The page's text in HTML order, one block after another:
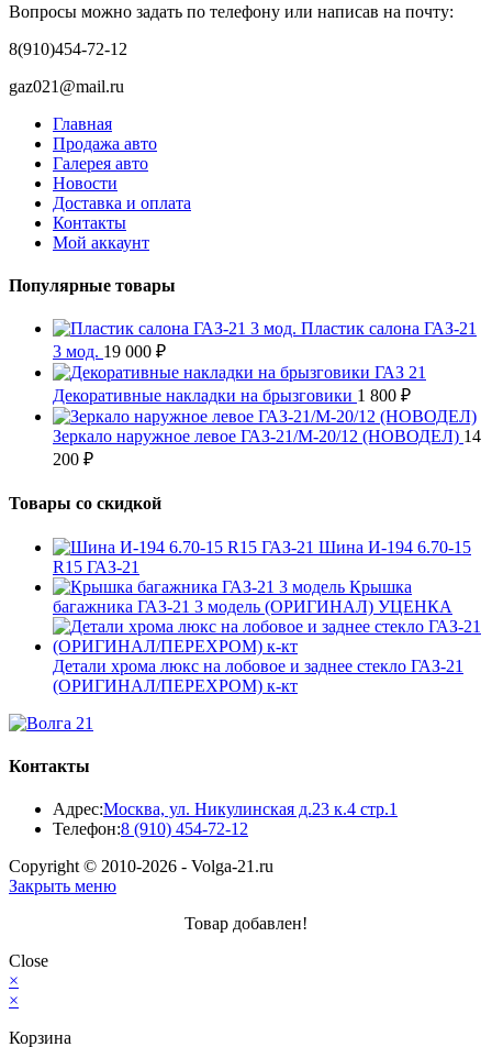
Вопросы можно задать по телефону или написав на почту:
8(910)454-72-12
gaz021@mail.ru
Главная
Продажа авто
Галерея авто
Новости
Доставка и оплата
Контакты
Мой аккаунт
Популярные товары
Пластик салона ГАЗ-21
3 мод. 19 000 ₽
Декоративные накладки на брызговики 1 800 ₽
Зеркало наружное левое ГАЗ-21/М-20/12 (НОВОДЕЛ) 14
200 ₽
Товары со скидкой
Шина И-194 6.70-15
R15 ГАЗ-21
Крышка
багажника ГАЗ-21 3 модель (ОРИГИНАЛ) УЦЕНКА
Детали хрома люкс на лобовое и заднее стекло ГАЗ-21
(ОРИГИНАЛ/ПЕРЕХРОМ) к-кт
Контакты
Адрес:Москва, ул. Никулинская д.23 к.4 стр.1
Телефон:8 (910) 454-72-12
вашем
Copyright © 2010-2026 - Volga-21.ru
Закрыть меню
Товар добавлен!
Close
×
×
Корзина